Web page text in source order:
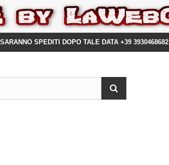
SPEDITI DOPO TALE DATA +39 3930468682